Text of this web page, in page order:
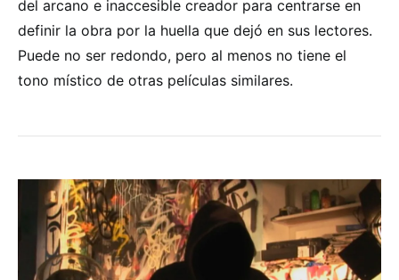
del arcano e inaccesible creador para centrarse en
definir la obra por la huella que dejó en sus lectores.
Puede no ser redondo, pero al menos no tiene el
tono místico de otras películas similares.